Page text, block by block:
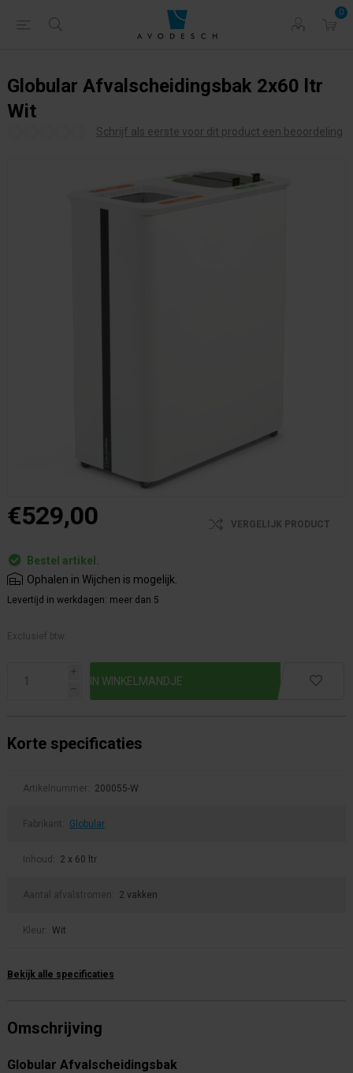
0
Globular Afvalscheidingsbak 2x60 ltr
Wit
Schrijf als eerste voor dit product een beoordeling
€529,00 VERGELIJK PRODUCT
Bestel artikel.
Ophalen in Wijchen is mogelijk.
Levertijd in werkdagen: meer dan 5
Exclusief btw.
i
h
Korte specificaties
Artikelnummer: 200055-W
Fabrikant: Globular
Inhoud: 2 x 60 ltr
Aantal afvalstromen: 2 vakken
Kleur: Wit
Bekijk alle specificaties
Omschrijving
Globular Afvalscheidingsbak